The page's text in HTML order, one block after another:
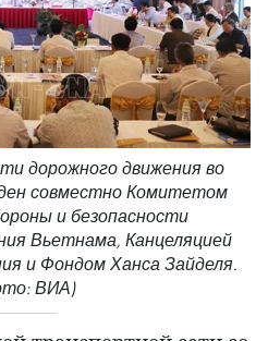
дорожного движения во
совместно Комитетом
и безопасности
Вьетнама, Канцеляцией
и Фондом Ханса Зайделя.
ВИА)